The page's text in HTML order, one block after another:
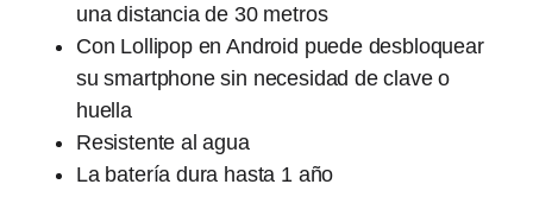
una distancia de 30 metros
Con Lollipop en Android puede desbloquear
su smartphone sin necesidad de clave o
huella
Resistente al agua
La batería dura hasta 1 año